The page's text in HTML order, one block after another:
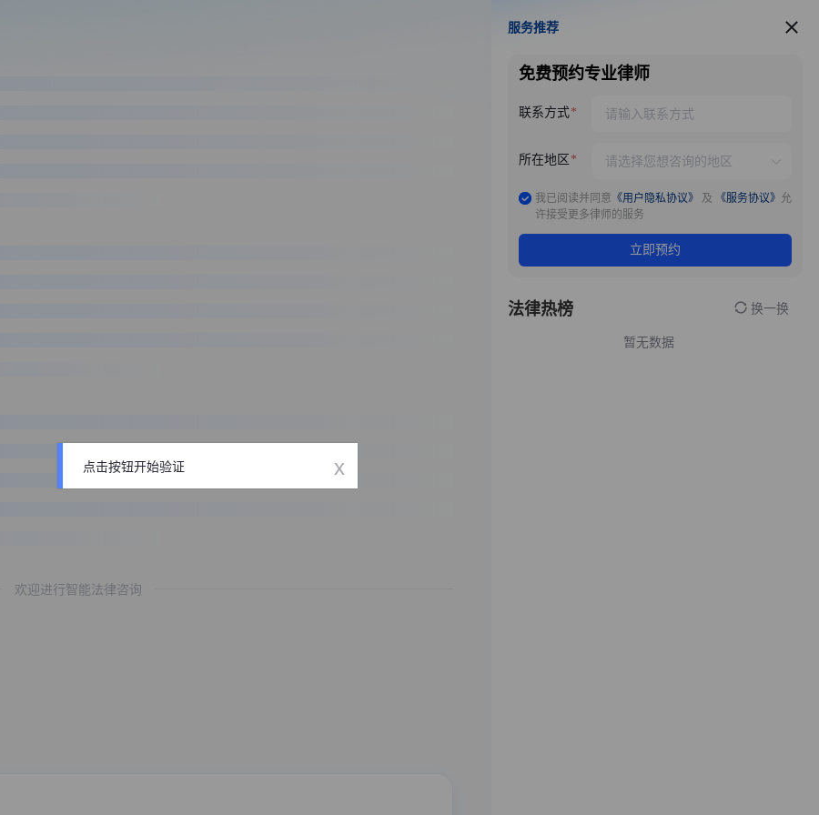
欢迎进行智能法律咨询
服务推荐
服务推荐
免费预约专业律师
联系方式
所在地区
我已阅读并同意 《用户隐私协议》 及 《服务协议》 允
许接受更多律师的服务
立即预约
法律热榜 换一换
暂无数据
点击按钮开始验证 x